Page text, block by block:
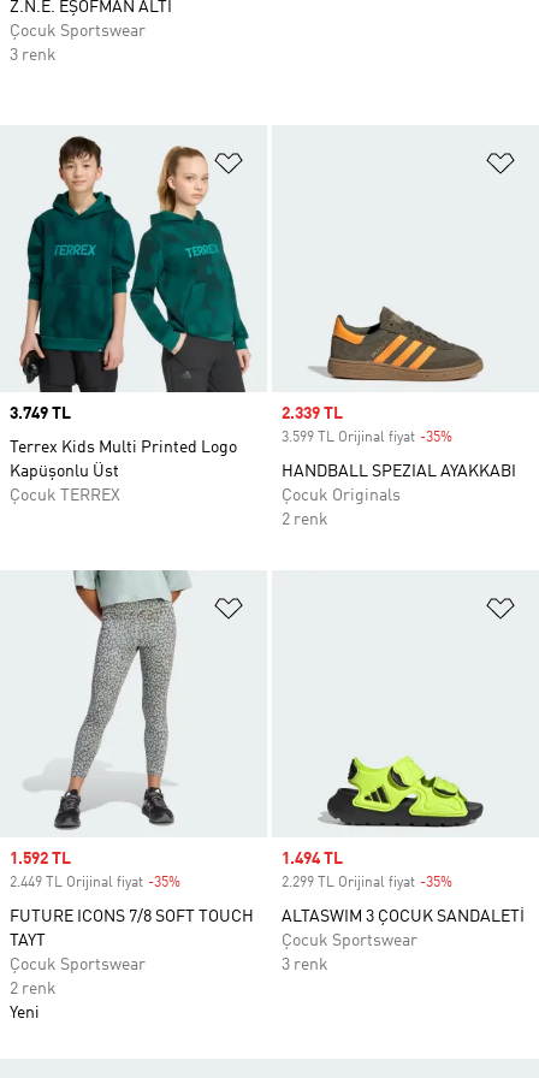
Price
3.749 TL
Terrex Kids Multi Printed Logo
Kapüşonlu Üst
Çocuk TERREX
Sale price
2.339 TL
3.599 TL Orijinal fiyat -35%
HANDBALL SPEZIAL AYAKKABI
Çocuk Originals
2 renk
Sale price
1.592 TL
2.449 TL Orijinal fiyat -35%
FUTURE ICONS 7/8 SOFT TOUCH
TAYT
Çocuk Sportswear
2 renk
Yeni
Sale price
1.494 TL
2.299 TL Orijinal fiyat -35%
ALTASWIM 3 ÇOCUK SANDALETİ
Çocuk Sportswear
3 renk
Z.N.E. EŞOFMAN ALTI
Çocuk Sportswear
3 renk